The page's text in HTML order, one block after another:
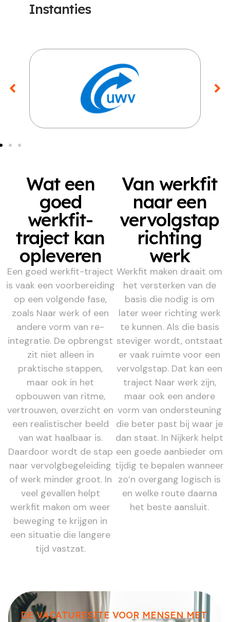
Instanties
Wat een
goed
werkfit-
traject kan
opleveren
Een goed werkfit-traject
is vaak een voorbereiding
op een volgende fase,
zoals Naar werk of een
andere vorm van re-
integratie. De opbrengst
zit niet alleen in
praktische stappen,
maar ook in het
opbouwen van ritme,
vertrouwen, overzicht en
een realistischer beeld
van wat haalbaar is.
Daardoor wordt de stap
naar vervolgbegeleiding
of werk minder groot. In
veel gevallen helpt
werkfit maken om weer
beweging te krijgen in
een situatie die langere
tijd vastzat.
Van werkfit
naar een
vervolgstap
richting
werk
Werkfit maken draait om
het versterken van de
basis die nodig is om
later weer richting werk
te kunnen. Als die basis
steviger wordt, ontstaat
er vaak ruimte voor een
vervolgstap. Dat kan een
traject Naar werk zijn,
maar ook een andere
vorm van ondersteuning
die beter past bij waar je
dan staat. In Nijkerk helpt
een goede aanbieder om
tijdig te bepalen wanneer
zo’n overgang logisch is
en welke route daarna
het beste aansluit.
DE VACATURESITE VOOR MENSEN MET